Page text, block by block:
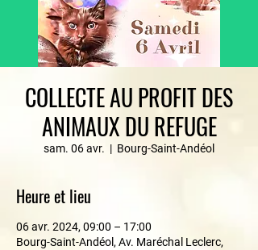
COLLECTE AU PROFIT DES
ANIMAUX DU REFUGE
sam. 06 avr.
  |
Bourg-Saint-Andéol
Heure et lieu
06 avr. 2024, 09:00 – 17:00
Bourg-Saint-Andéol, Av. Maréchal Leclerc,